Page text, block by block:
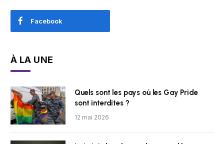
Facebook
À LA UNE
Quels sont les pays où les Gay Pride
sont interdites ?
12 mai 2026